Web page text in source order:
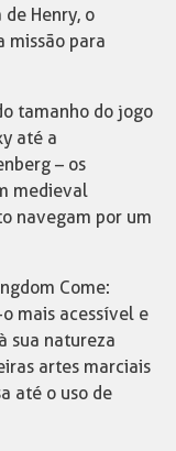
Henry, o
missão para
tamanho do jogo
até a
– os
medieval
navegam por um
Come:
mais acessível e
sua natureza
artes marciais
até o uso de